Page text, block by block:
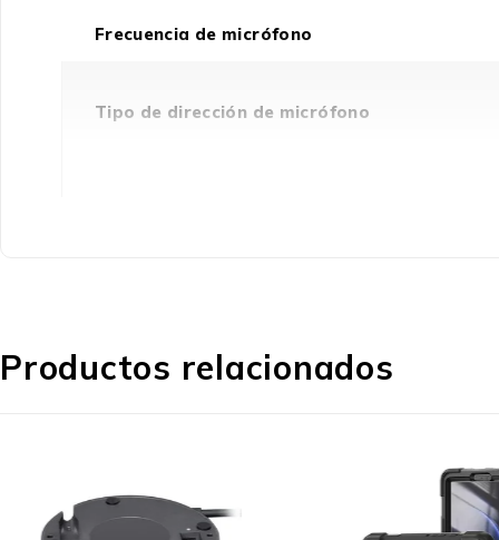
Frecuencia de micrófono
Tipo de dirección de micrófono
Productos relacionados